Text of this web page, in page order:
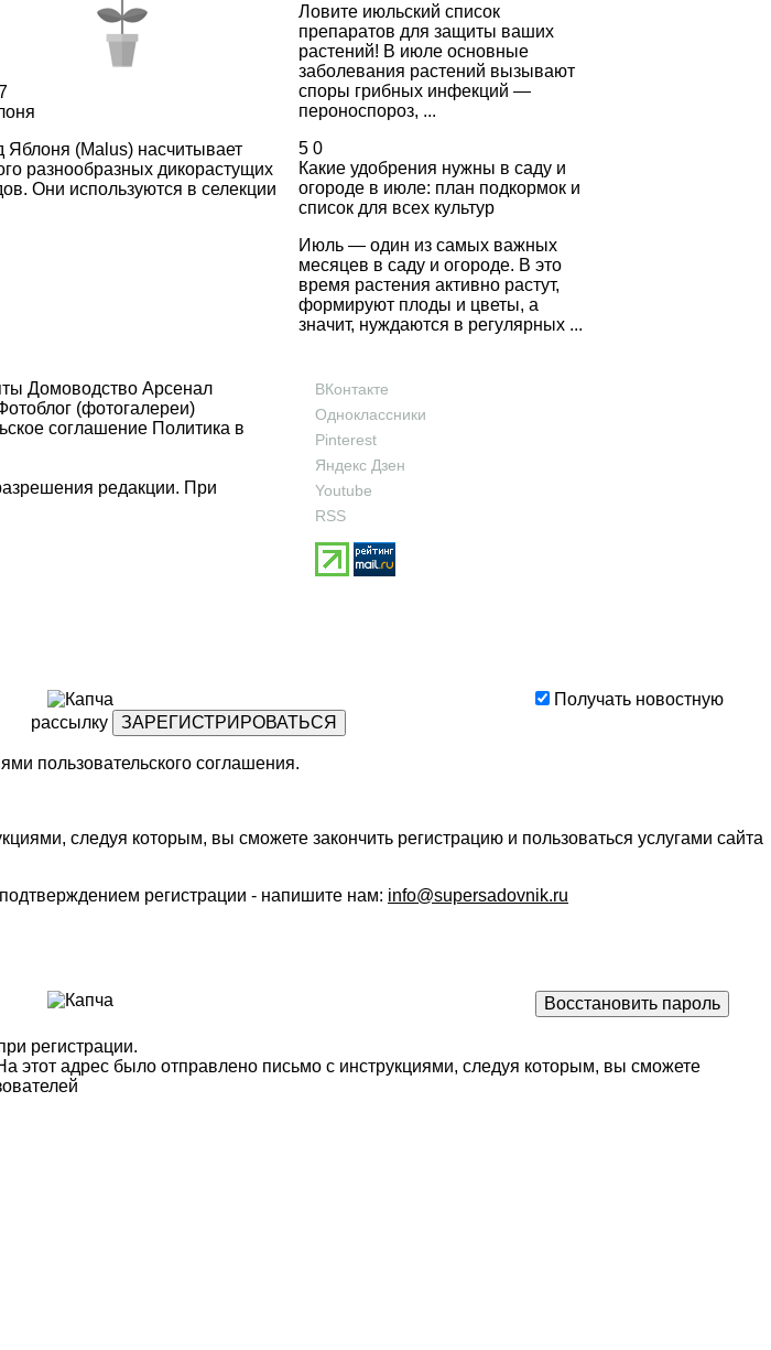
Яблоня (Malus) насчитывает
разнообразных дикорастущих
Они используются в селекции
Ловите июльский список
препаратов для защиты ваших
растений! В июле основные
заболевания растений вызывают
споры грибных инфекций —
пероноспороз, ...
5 0
Какие удобрения нужны в саду и
огороде в июле: план подкормок и
список для всех культур
Июль — один из самых важных
месяцев в саду и огороде. В это
время растения активно растут,
формируют плоды и цветы, а
значит, нуждаются в регулярных ...
Домоводство Арсенал
(фотогалереи)
соглашение Политика в
редакции. При
ВКонтакте
Одноклассники
Pinterest
Яндекс Дзен
Youtube
RSS
Получать новостную
рассылку
пользовательского соглашения.
следуя которым, вы сможете закончить регистрацию и пользоваться услугами сайта
регистрации - напишите нам: info@supersadovnik.ru
регистрации.
этот адрес было отправлено письмо с инструкциями, следуя которым, вы сможете